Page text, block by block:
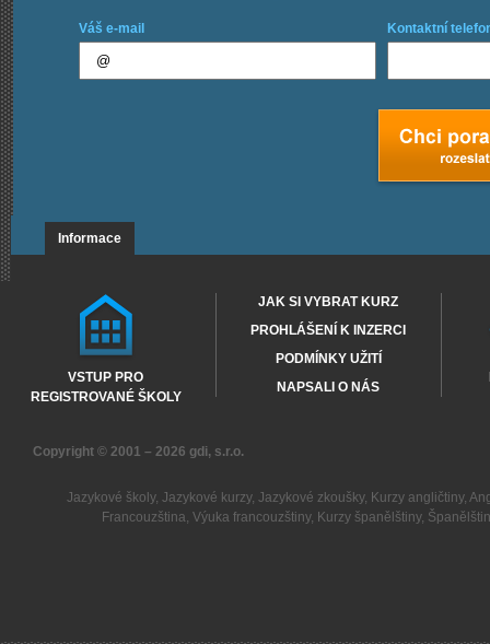
Váš e-mail Kontaktní
Informace
VSTUP PRO
REGISTROVANÉ ŠKOLY
JAK SI VYBRAT KURZ
PROHLÁŠENÍ K INZERCI
PODMÍNKY UŽITÍ
NAPSALI O NÁS
Copyright © 2001 – 2026 gdi, s.r.o.
Jazykové školy, Jazykové kurzy, Jazykové zkoušky, Kurzy angličtiny,
Francouzština,Výuka francouzštiny, Kurzy španělštiny,